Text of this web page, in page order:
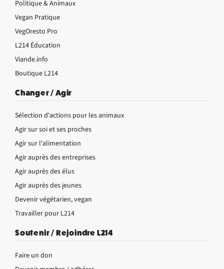
Politique & Animaux
Vegan Pratique
VegOresto Pro
L214 Éducation
Viande.info
Boutique L214
Changer / Agir
Sélection d'actions pour les animaux
Agir sur soi et ses proches
Agir sur l'alimentation
Agir auprès des entreprises
Agir auprès des élus
Agir auprès des jeunes
Devenir végétarien, vegan
Travailler pour L214
Soutenir / Rejoindre L214
Faire un don